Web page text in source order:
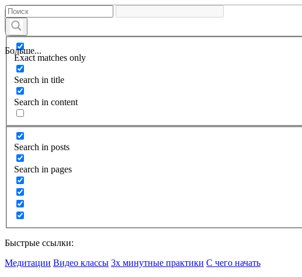
Больше...
Exact matches only
Search in title
Search in content
Search in posts
Search in pages
Быстрые ссылки:
Медитации Видео классы 3х минутные практики С чего начать